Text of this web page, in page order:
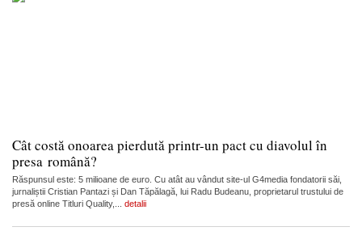
Cât costă onoarea pierdută printr-un pact cu diavolul în
presa română?
Răspunsul este: 5 milioane de euro. Cu atât au vândut site-ul G4media fondatorii săi,
jurnaliștii Cristian Pantazi și Dan Tăpălagă, lui Radu Budeanu, proprietarul trustului de
presă online Titluri Quality,... detalii